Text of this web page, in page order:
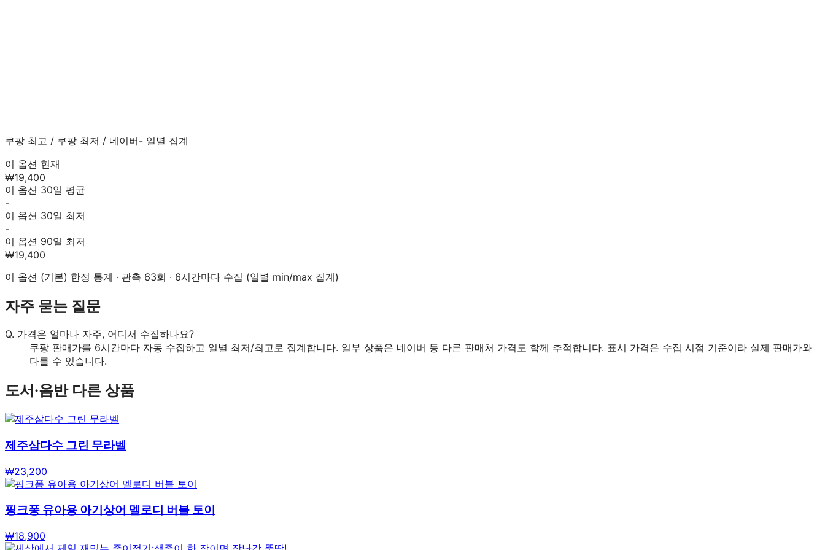
쿠팡 최고 / 쿠팡 최저 / 네이버- 일별 집계
이 옵션 현재
₩19,400
이 옵션 30일 평균
-
이 옵션 30일 최저
-
이 옵션 90일 최저
₩19,400
이 옵션 (기본) 한정 통계 · 관측 63회 · 6시간마다 수집 (일별 min/max 집계)
자주 묻는 질문
Q. 가격은 얼마나 자주, 어디서 수집하나요?
쿠팡 판매가를 6시간마다 자동 수집하고 일별 최저/최고로 집계합니다. 일부 상품은 네이버 등 다른 판매처 가격도 함께 추적합니다. 표시 가격은 수집 시점 기준이라 실제 판매가와
다를 수 있습니다.
도서·음반다른 상품
제주삼다수 그린 무라벨
₩23,200
핑크퐁 유아용 아기상어 멜로디 버블 토이
₩18,900